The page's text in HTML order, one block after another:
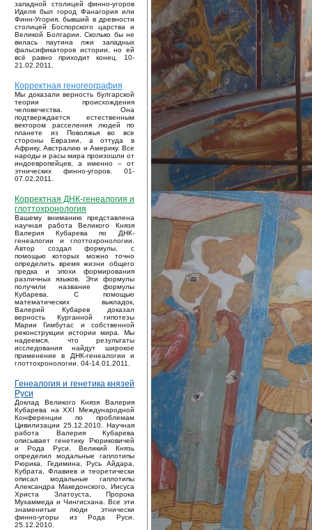
западной столицей финно-угоров
Иделя был город Фанагория или
Финн-Угория, бывший в древности
столицей Боспорского царства и
Великой Болгарии. Сколько бы не
вилась паутина лжи западных
фальсификаторов истории, но ей
всё равно приходит конец. 10-
21.02.2011.
Корректная геногеография
Мы доказали верность булгарской
теории происхождения
человечества. Она
подтверждается естественным
вектором расселения людей по
планете из Поволжья во все
стороны Евразии, а оттуда в
Африку, Австралию и Америку. Все
народы и расы мира произошли от
индоевропейцев, а именно – от
этнических финно-угоров. 01-
07.02.2011.
Корректная ДНК-генеалогия и
глоттохронология
Вашему вниманию представлена
научная работа Великого Князя
Валерия Кубарева по ДНК-
генеалогии и глоттохронологии.
Автор создал формулы, с
помощью которых можно точно
определить время жизни общего
предка и эпохи формирования
различных языков. Эти формулы
получили название формулы
Кубарева. С помощью
математических выкладок,
Валерий Кубарев доказал
верность Курганной гипотезы
Марии Гимбутас и собственной
реконструкции истории мира. Мы
надеемся, что результаты
исследования найдут широкое
применение в ДНК-генеалогии и
глоттохронологии. 04-14.01.2011.
Генеалогия и генетика князей
Руси
Доклад Великого Князя Валерия
Кубарева на XXI Международной
Конференции по проблемам
Цивилизации 25.12.2010. Научная
работа Валерия Кубарева
описывает генетику Рюриковичей
и Рода Руси. Великий Князь
определил модальные гаплотипы
Рюрика, Гедимина, Русь Айдара,
Кубрата, Флавиев и теоретически
описал модальные гаплотипы
Александра Македонского, Иисуса
Христа Златоуста, Пророка
Мухаммеда и Чингисхана. Все эти
знаменитые люди этнически
финно-угоры из Рода Руси.
25.12.2010.